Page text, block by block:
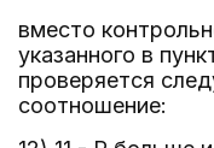
вместо
указанного в
проверяется
соотношение: